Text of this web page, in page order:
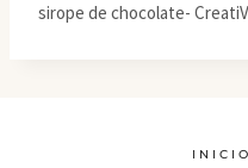
sirope de chocolate-
INICIO